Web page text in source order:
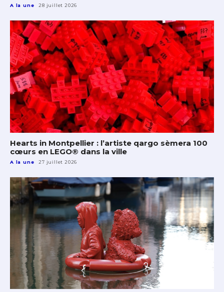
A la une 28 juillet 2026
Hearts in Montpellier : l’artiste qargo sèmera 100
cœurs en LEGO® dans la ville
A la une 27 juillet 2026